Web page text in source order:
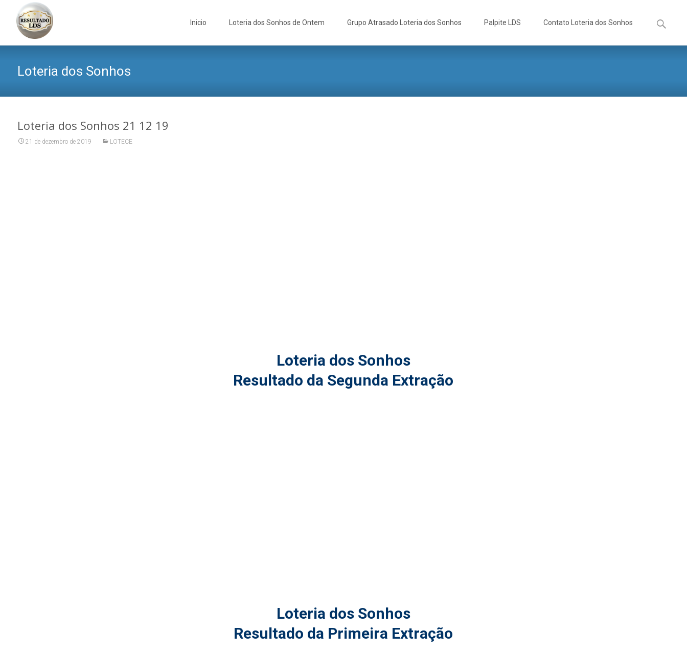
Inicio Loteria dos Sonhos de Ontem Grupo Atrasado Loteria dos Sonhos Palpite LDS Contato Loteria dos Sonhos
por:
Loteria dos Sonhos
Loteria dos Sonhos 21 12 19
21 de dezembro de 2019 LOTECE
Loteria dos Sonhos
Resultado da Segunda Extração
Loteria dos Sonhos
Resultado da Primeira Extração